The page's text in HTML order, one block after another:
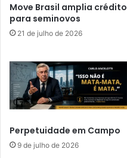
Move Brasil amplia crédito
para seminovos
21 de julho de 2026
Perpetuidade em Campo
9 de julho de 2026